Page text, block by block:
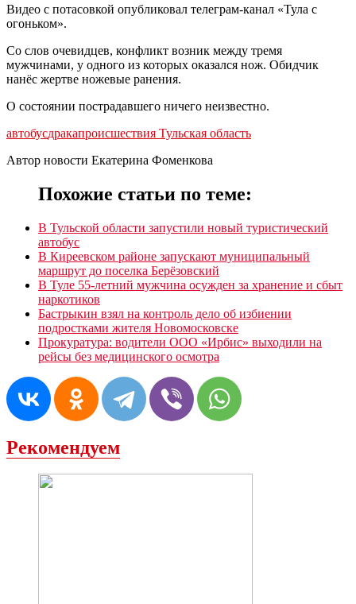
Видео с потасовкой опубликовал телеграм-канал «Тула с
огоньком».
Со слов очевидцев, конфликт возник между тремя
мужчинами, у одного из которых оказался нож. Обидчик
нанёс жертве ножевые ранения.
О состоянии пострадавшего ничего неизвестно.
автобусдракапроисшествия Тульская область
Автор новости Екатерина Фоменкова
Похожие статьи по теме:
В Тульской области запустили новый туристический
автобус
В Киреевском районе запускают муниципальный
маршрут до поселка Берёзовский
В Туле 55-летний мужчина осужден за хранение и сбыт
наркотиков
Бастрыкин взял на контроль дело об избиении
подростками жителя Новомосковске
Прокуратура: водители ООО «Ирбис» выходили на
рейсы без медицинского осмотра
Рекомендуем